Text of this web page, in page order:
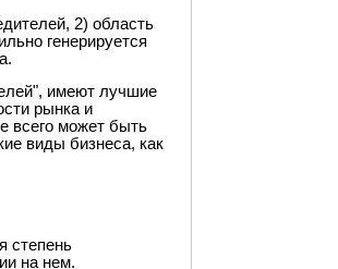
2) область
генерируется
имеют лучшие
рынка и
всего может быть
виды бизнеса, как
степень
на нем.